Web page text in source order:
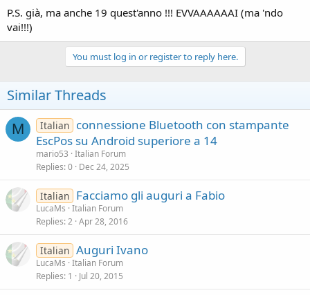
P.S. già, ma anche 19 quest'anno !!! EVVAAAAAAI (ma 'ndo
vai!!!)
You must log in or register to reply here.
Similar Threads
M Italian connessione Bluetooth con stampante
EscPos su Android superiore a 14
mario53 Italian Forum
Replies 0 Dec 24, 2025
Italian Facciamo gli auguri a Fabio
LucaMs Italian Forum
Replies 2 Apr 28, 2016
Italian Auguri Ivano
LucaMs Italian Forum
Replies 1 Jul 20, 2015